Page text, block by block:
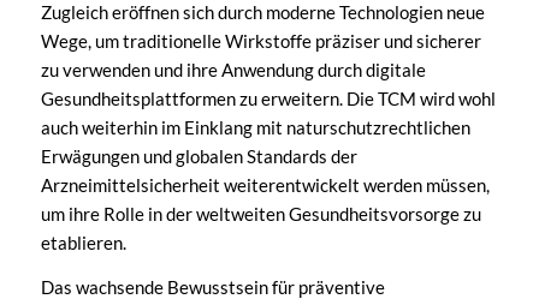
Zugleich eröffnen sich durch moderne Technologien neue
Wege, um traditionelle Wirkstoffe präziser und sicherer
zu verwenden und ihre Anwendung durch digitale
Gesundheitsplattformen zu erweitern. Die TCM wird wohl
auch weiterhin im Einklang mit naturschutzrechtlichen
Erwägungen und globalen Standards der
Arzneimittelsicherheit weiterentwickelt werden müssen,
um ihre Rolle in der weltweiten Gesundheitsvorsorge zu
etablieren.
Das wachsende Bewusstsein für präventive